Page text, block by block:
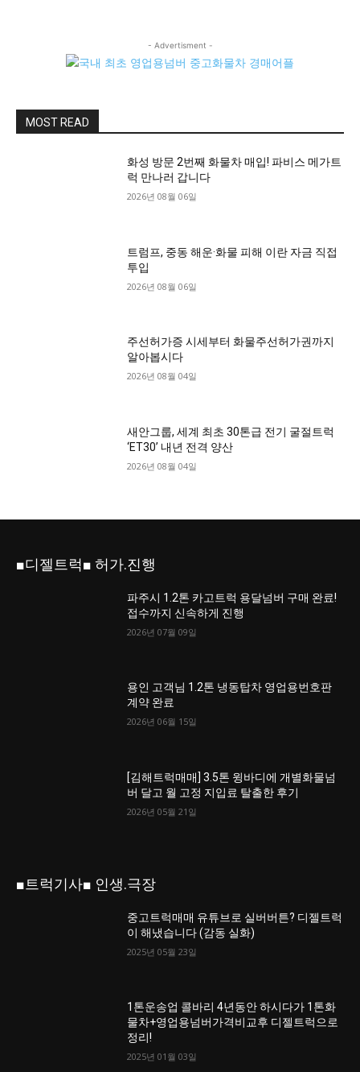
- Advertisment -
MOST READ
화성 방문 2번째 화물차 매입! 파비스 메가트
럭 만나러 갑니다
2026년 08월 06일
트럼프, 중동 해운·화물 피해 이란 자금 직접
투입
2026년 08월 06일
주선허가증 시세부터 화물주선허가권까지
알아봅시다
2026년 08월 04일
새안그룹, 세계 최초 30톤급 전기 굴절트럭
‘ET30’ 내년 전격 양산
2026년 08월 04일
■디젤트럭■ 허가.진행
파주시 1.2톤 카고트럭 용달넘버 구매 완료!
접수까지 신속하게 진행
2026년 07월 09일
용인 고객님 1.2톤 냉동탑차 영업용번호판
계약 완료
2026년 06월 15일
[김해트럭매매] 3.5톤 윙바디에 개별화물넘
버 달고 월 고정 지입료 탈출한 후기
2026년 05월 21일
■트럭기사■ 인생.극장
중고트럭매매 유튜브로 실버버튼? 디젤트럭
이 해냈습니다 (감동 실화)
2025년 05월 23일
1톤운송업 콜바리 4년동안 하시다가 1톤화
물차+영업용넘버가격비교후 디젤트럭으로
정리!
2025년 01월 03일